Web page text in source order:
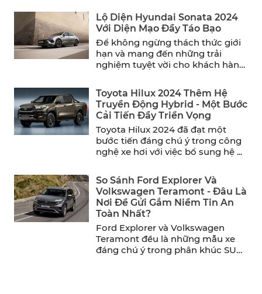
Lộ Diện Hyundai Sonata 2024
Với Diện Mạo Đầy Táo Bạo
Để không ngừng thách thức giới
hạn và mang đến những trải
nghiệm tuyệt vời cho khách hàng,
Toyota Hilux 2024 Thêm Hệ
Truyền Động Hybrid - Một Bước
Cải Tiến Đầy Triển Vọng
Toyota Hilux 2024 đã đạt một
bước tiến đáng chú ý trong công
nghệ xe hơi với việc bổ sung hệ ...
So Sánh Ford Explorer Và
Volkswagen Teramont - Đâu Là
Nơi Để Gửi Gắm Niềm Tin An
Toàn Nhất?
Ford Explorer và Volkswagen
Teramont đều là những mẫu xe
đáng chú ý trong phân khúc SUV